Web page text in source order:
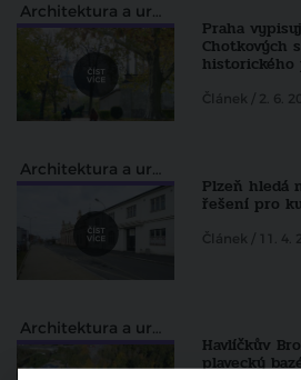
Architektura a urbanismus
Praha
Chotkových
historického
Článek / 2. 6.
Architektura a urbanismus
Plzeň hledá
řešení pro
Článek / 11. 4.
Architektura a urbanismus
Havlíčkův
plavecký